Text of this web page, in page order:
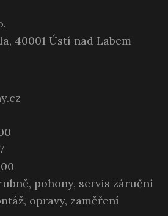
40001 Ústí nad Labem
pohony, servis záruční
opravy, zaměření